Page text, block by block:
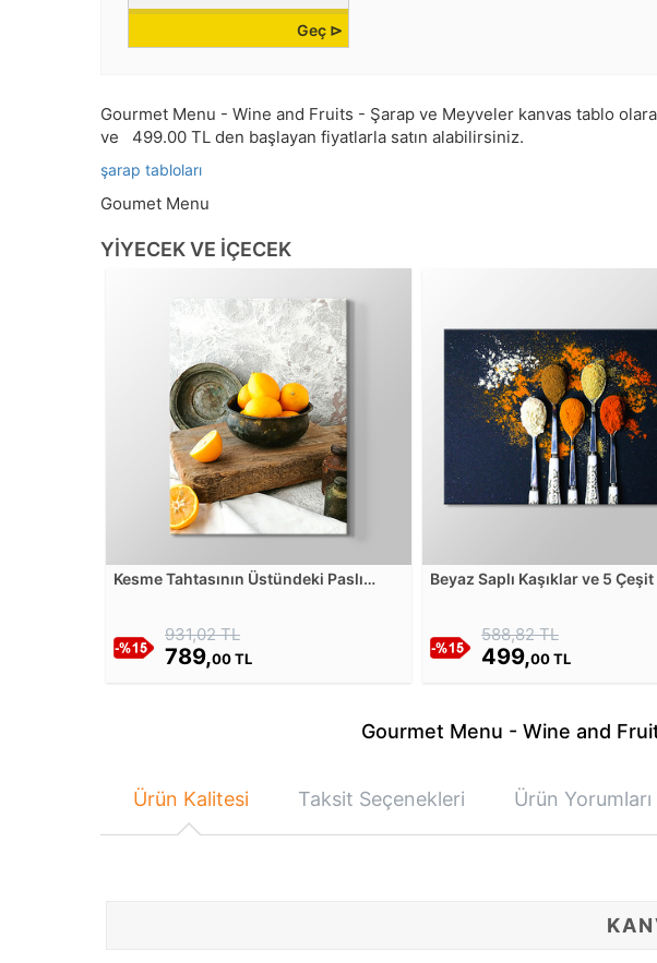
Geç ⊳
Gourmet Menu - Wine and Fruits - Şarap ve Meyveler kanvas tablo
ve
499.00 TL den başlayan fiyatlarla satın alabilirsiniz.
şarap tabloları
Goumet Menu
YIYECEK VE İÇECEK
Kesme Tahtasının Üstündeki Paslı
931,02 TL
789,00 TL
Beyaz Saplı Kaşıklar ve 5
588,82 TL
499,00 TL
Gourmet Menu - Wine and
Ürün Kalitesi Taksit Seçenekleri Ürün Yorumları